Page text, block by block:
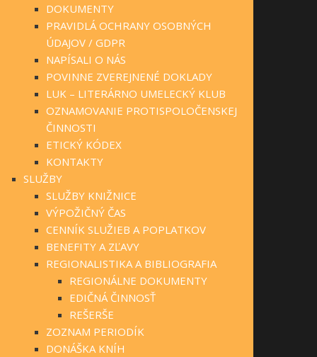
DOKUMENTY
PRAVIDLÁ OCHRANY OSOBNÝCH
ÚDAJOV / GDPR
NAPÍSALI O NÁS
POVINNE ZVEREJNENÉ DOKLADY
LUK – LITERÁRNO UMELECKÝ KLUB
OZNAMOVANIE PROTISPOLOČENSKEJ
ČINNOSTI
ETICKÝ KÓDEX
KONTAKTY
SLUŽBY
SLUŽBY KNIŽNICE
VÝPOŽIČNÝ ČAS
CENNÍK SLUŽIEB A POPLATKOV
BENEFITY A ZĽAVY
REGIONALISTIKA A BIBLIOGRAFIA
REGIONÁLNE DOKUMENTY
EDIČNÁ ČINNOSŤ
REŠERŠE
ZOZNAM PERIODÍK
DONÁŠKA KNÍH